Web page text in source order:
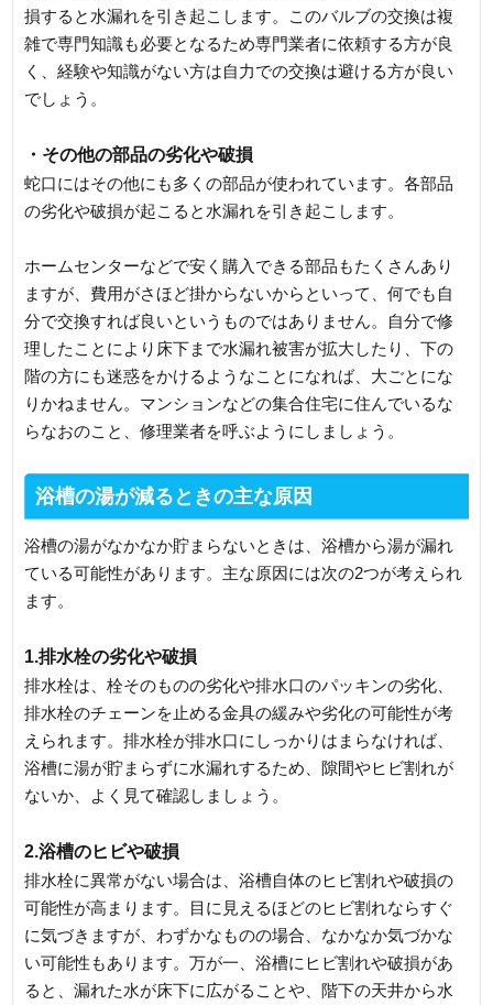
損すると水漏れを引き起こします。このバルブの交換は複
雑で専門知識も必要となるため専門業者に依頼する方が良
く、経験や知識がない方は自力での交換は避ける方が良い
でしょう。
・その他の部品の劣化や破損
蛇口にはその他にも多くの部品が使われています。各部品
の劣化や破損が起こると水漏れを引き起こします。
ホームセンターなどで安く購入できる部品もたくさんあり
ますが、費用がさほど掛からないからといって、何でも自
分で交換すれば良いというものではありません。自分で修
理したことにより床下まで水漏れ被害が拡大したり、下の
階の方にも迷惑をかけるようなことになれば、大ごとにな
りかねません。マンションなどの集合住宅に住んでいるな
らなおのこと、修理業者を呼ぶようにしましょう。
浴槽の湯が減るときの主な原因
浴槽の湯がなかなか貯まらないときは、浴槽から湯が漏れ
ている可能性があります。主な原因には次の2つが考えられ
ます。
1.排水栓の劣化や破損
排水栓は、栓そのものの劣化や排水口のパッキンの劣化、
排水栓のチェーンを止める金具の緩みや劣化の可能性が考
えられます。排水栓が排水口にしっかりはまらなければ、
浴槽に湯が貯まらずに水漏れするため、隙間やヒビ割れが
ないか、よく見て確認しましょう。
2.浴槽のヒビや破損
排水栓に異常がない場合は、浴槽自体のヒビ割れや破損の
可能性が高まります。目に見えるほどのヒビ割れならすぐ
に気づきますが、わずかなものの場合、なかなか気づかな
い可能性もあります。万が一、浴槽にヒビ割れや破損があ
ると、漏れた水が床下に広がることや、階下の天井から水